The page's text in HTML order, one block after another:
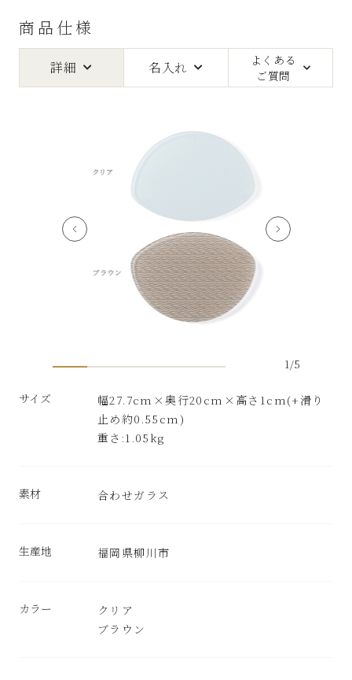
商品仕様
詳細 名入れ
よくある
ご質問
1 /5
サイズ
幅27.7cm×奥行20cm×高さ1cm(+滑り
止め約0.55cm)
重さ:1.05kg
素材 合わせガラス
生産地 福岡県柳川市
カラー
クリア
ブラウン